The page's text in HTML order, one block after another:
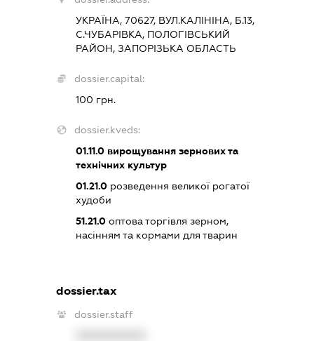
УКРАЇНА, 70627, ВУЛ.КАЛІНІНА, Б.13,
С.ЧУБАРІВКА, ПОЛОГІВСЬКИЙ
РАЙОН, ЗАПОРІЗЬКА ОБЛАСТЬ
dossier.capital:
100 грн.
dossier.kveds:
01.11.0вирощування зернових та
технічних культур
01.21.0розведення великої рогатої
худоби
51.21.0оптова торгівля зерном,
насінням та кормами для тварин
dossier.tax
dossier.staff